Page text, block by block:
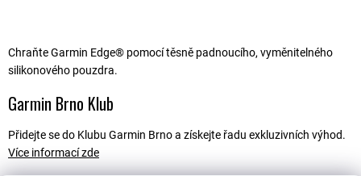
Chraňte Garmin Edge® pomocí těsně padnoucího, vyměnitelného
silikonového pouzdra.
Garmin Brno Klub
Přidejte se do Klubu Garmin Brno a získejte řadu exkluzivních výhod.
Více informací zde